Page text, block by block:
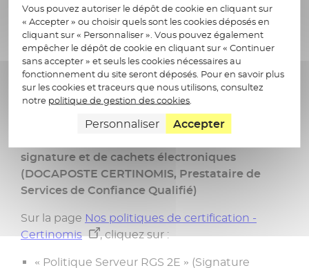
Service d'Horodatage
Sur la pageNos politiques de certification -
Certinomis
, cliquez sur « Politique
d’Horodatage »
signature et de cachets électroniques
(DOCAPOSTE CERTINOMIS, Prestataire de
Services de Confiance Qualifié)
Sur la page Nos politiques de certification -
Certinomis
, cliquez sur :
« Politique Serveur RGS 2E » (Signature
Vous pouvez autoriser le dépôt de cookie en cliquant sur
« Accepter » ou choisir quels sont les cookies déposés en
cliquant sur « Personnaliser ». Vous pouvez également
empêcher le dépôt de cookie en cliquant sur « Continuer
sans accepter » et seuls les cookies nécessaires au
fonctionnement du site seront déposés. Pour en savoir plus
sur les cookies et traceurs que nous utilisons, consultez
notre politique de gestion des cookies
Personnaliser Accepter